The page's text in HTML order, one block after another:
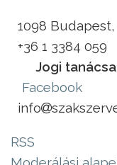
1098 Budapest,
+36 1 3384 059
Jogi
Facebook
info
RSS